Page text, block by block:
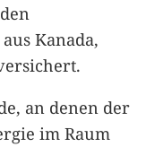
Kanada,
an denen der
im Raum